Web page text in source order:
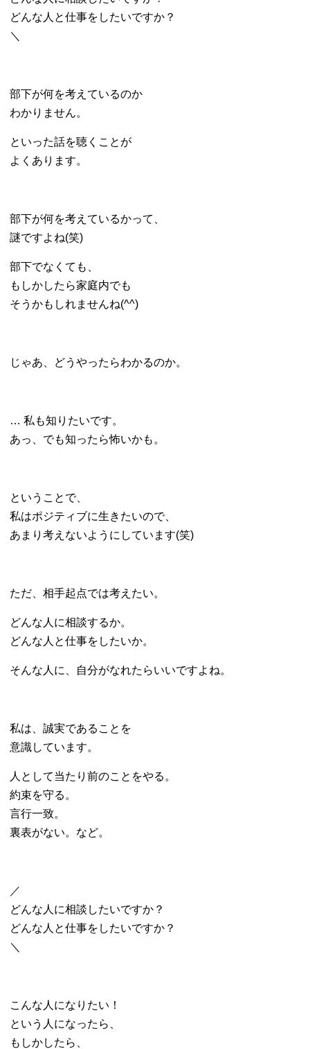
どんな人と仕事をしたいですか？
＼
部下が何を考えているのか
わかりません。
といった話を聴くことが
よくあります。
部下が何を考えているかって、
謎ですよね(笑)
部下でなくても、
もしかしたら家庭内でも
そうかもしれませんね(^^)
じゃあ、どうやったらわかるのか。
… 私も知りたいです。
あっ、でも知ったら怖いかも。
ということで、
私はポジティブに生きたいので、
あまり考えないようにしています(笑)
ただ、相手起点では考えたい。
どんな人に相談するか。
どんな人と仕事をしたいか。
そんな人に、自分がなれたらいいですよね。
私は、誠実であることを
意識しています。
人として当たり前のことをやる。
約束を守る。
言行一致。
裏表がない。など。
／
どんな人に相談したいですか？
どんな人と仕事をしたいですか？
＼
こんな人になりたい！
という人になったら、
もしかしたら、